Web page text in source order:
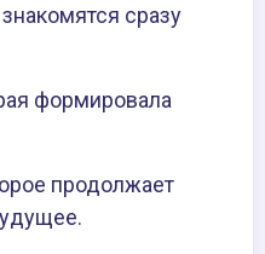
сразу
формировала
продолжает